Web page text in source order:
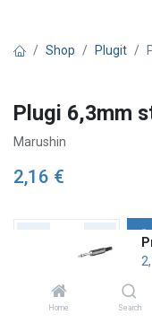
Home Search
Shop Plugit
Plugi 6,3mm
Marushin
2,16 €